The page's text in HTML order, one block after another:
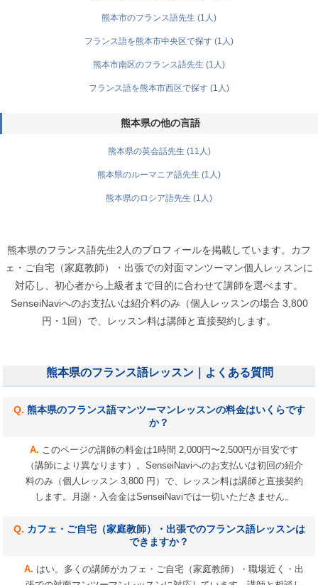
熊本市のフランス語先生 (1人)
フランス語を熊本市中央区で探す (1人)
熊本市南区のフランス語先生 (1人)
フランス語を熊本市西区で探す (1人)
熊本県の他の言語
熊本県の英会話先生 (11人)
熊本県のルーマニア語先生 (1人)
熊本県のロシア語先生 (1人)
熊本県のフランス語先生2人のプロフィールを掲載しています。カフ
ェ・ご自宅（家庭教師）・出張での対面マンツーマン個人レッスンに
対応し、初心者から上級者まで目的に合わせて講師を選べます。
SenseiNaviへのお支払いは紹介料のみ（個人レッスンの場合 3,800
円・1回）で、レッスン料は講師と直接契約します。
熊本県のフランス語レッスン｜よくある質問
熊本県のフランス語マンツーマンレッスンの料金はいくらです
か？
このページの講師の料金は1時間 2,000円〜2,500円が目安です
（講師により異なります）。SenseiNaviへのお支払いは初回の紹介
料のみ（個人レッスン 3,800 円）で、レッスン料は講師と直接契約
します。月謝・入会金はSenseiNaviでは一切いただきません。
カフェ・ご自宅（家庭教師）・出張でのフランス語レッスンは
できますか？
はい。多くの講師がカフェ・ご自宅（家庭教師）・職場近く・出